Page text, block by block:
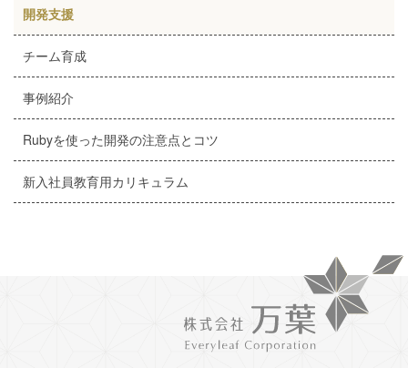
開発支援
チーム育成
事例紹介
Rubyを使った開発の注意点とコツ
新入社員教育用カリキュラム